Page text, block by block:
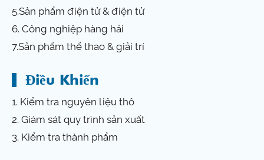
5.Sản phẩm điện tử & điện tử
6. Công nghiệp hàng hải
7.Sản phẩm thể thao & giải trí
Điều Khiển
1. Kiểm tra nguyên liệu thô
2. Giám sát quy trình sản xuất
3. Kiểm tra thành phẩm